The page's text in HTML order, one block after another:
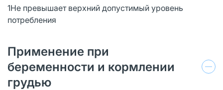
1Не превышает верхний допустимый уровень
потребления
Применение при
беременности и кормлении
грудью